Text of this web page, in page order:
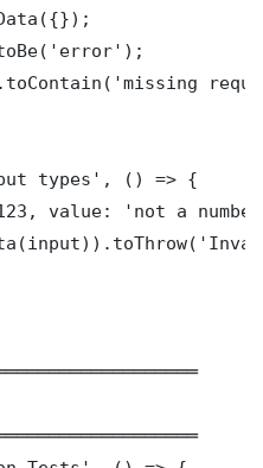
types', () => {
value: 'not a